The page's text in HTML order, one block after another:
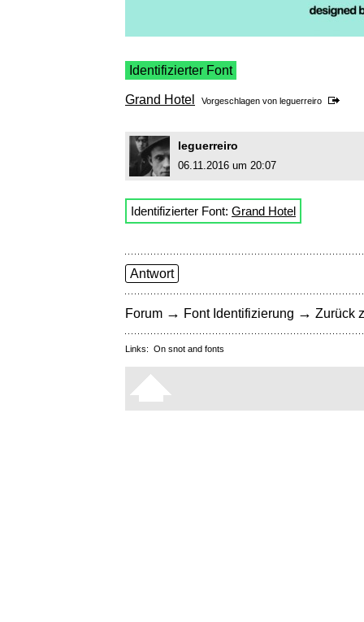
Identifizierter Font
Grand Hotel Vorgeschlagen von leguerreiro
leguerreiro
06.11.2016 um 20:07
Identifizierter Font: Grand Hotel
Antwort
Forum → Font Identifizierung → Zurück
Links: On snot and fonts